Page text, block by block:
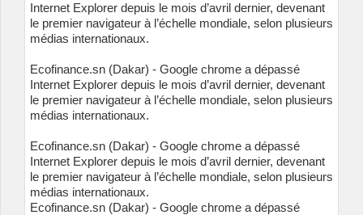
Internet Explorer depuis le mois d’avril dernier, devenant
le premier navigateur à l’échelle mondiale, selon plusieurs
médias internationaux.
Ecofinance.sn (Dakar) - Google chrome a dépassé
Internet Explorer depuis le mois d’avril dernier, devenant
le premier navigateur à l’échelle mondiale, selon plusieurs
médias internationaux.
Ecofinance.sn (Dakar) - Google chrome a dépassé
Internet Explorer depuis le mois d’avril dernier, devenant
le premier navigateur à l’échelle mondiale, selon plusieurs
médias internationaux.
Ecofinance.sn (Dakar) - Google chrome a dépassé